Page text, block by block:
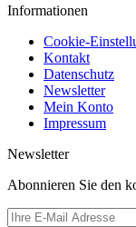
Informationen
Cookie-
Kontakt
Datenschutz
Newsletter
Mein Konto
Impressum
Newsletter
Abonnieren Sie den